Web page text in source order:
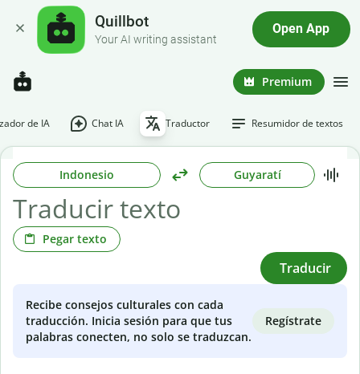
Quillbot
Your AI writing assistant
Open App
Premium
de IA Chat IA Traductor Resumidor de textos
Indonesio Guyaratí
Pegar texto
Traducir
Recibe consejos culturales con cada
traducción. Inicia sesión para que tus
palabras conecten, no solo se traduzcan.
Regístrate